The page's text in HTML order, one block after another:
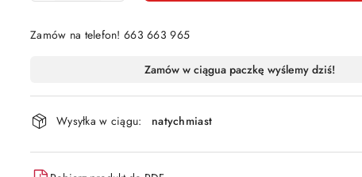
Zamów na telefon! 663 663 965
i
dostawa
Zamów w ciągua paczkę wyślemy dziś!
Wysyłka w ciągu: natychmiast